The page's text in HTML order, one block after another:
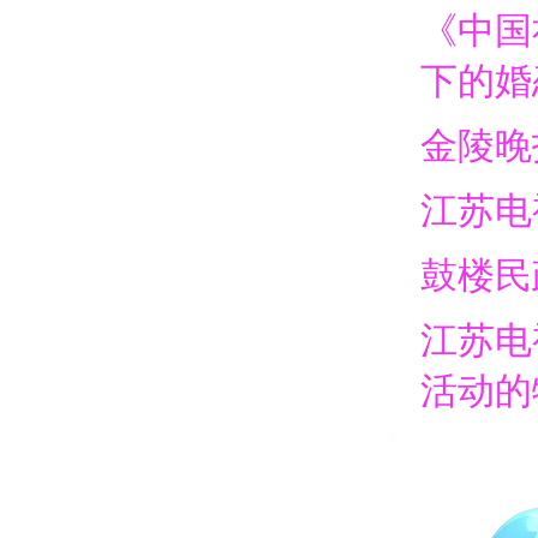
《中
下的
金陵
江苏
鼓楼
江苏
活动